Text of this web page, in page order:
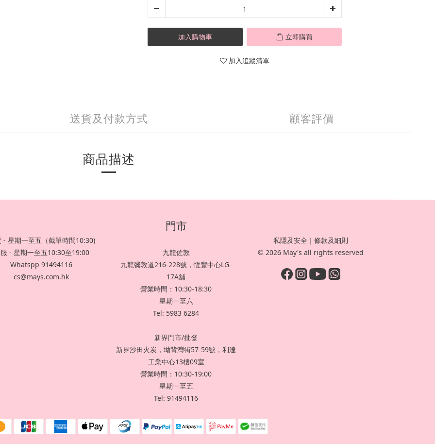
加入購物車 立即購買
加入追蹤清單
送貨及付款方式 顧客評價
商品描述
- 星期一至五（截單時間10:30)
- 星期一至五10:30至19:00
Whatspp 91494116
cs@mays.com.hk
門市
九龍佐敦
九龍彌敦道216-228號，恆豐中心LG-
17A舖
營業時間：10:30-18:30
星期一至六
Tel: 5983 6284
新界門市/批發
新界沙田火炭，坳背灣街57-59號，利達
工業中心13樓09室
營業時間：10:30-19:00
星期一至五
Tel: 91494116
私隱及安全 ｜條款及細則
© 2026 May's all rights reserved